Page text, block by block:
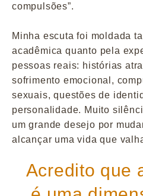
compulsões”.
Minha escuta foi moldada
acadêmica quanto pela
pessoas reais: histórias
sofrimento emocional,
sexuais, questões de
personalidade. Muito
um grande desejo por
alcançar uma vida que
Acredito que